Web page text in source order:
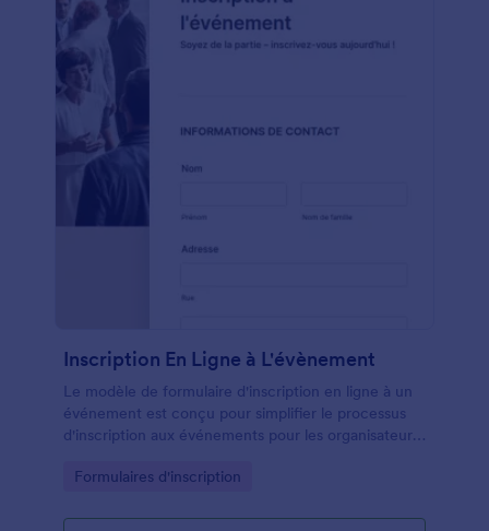
Inscription En Ligne à L'évènement
Le modèle de formulaire d'inscription en ligne à un
événement est conçu pour simplifier le processus
d'inscription aux événements pour les organisateurs
organisations à but non lucratif, les établissements
gestion d'événements en ligne et les équipes
Go to Category:
Formulaires d'inscription